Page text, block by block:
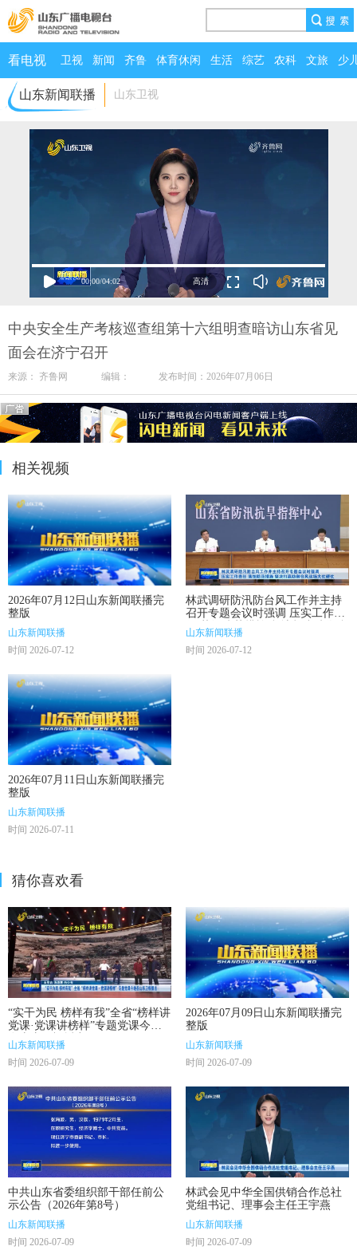
看电视 卫视 新闻 齐鲁 体育休闲 生活 综艺 农科 文旅 少
山东新闻联播 山东卫视
00:00/04:02
中央安全生产考核巡查组第十六组明查暗访山东省见
面会在济宁召开
来源： 齐鲁网 编辑： 发布时间：2026年07月06日
相关视频
2026年07月12日山东新闻联播完
整版
山东新闻联播
时间 2026-07-12
林武调研防汛防台风工作并主持
召开专题会议时强调 压实工作责
任 落细防范措施 坚决打赢防御台
风这场大仗硬仗
山东新闻联播
时间 2026-07-12
2026年07月11日山东新闻联播完
整版
山东新闻联播
时间 2026-07-11
猜你喜欢看
“实干为民 榜样有我”全省“榜样讲
党课·党课讲榜样”专题党课今晚
在山东卫视播出
山东新闻联播
时间 2026-07-09
2026年07月09日山东新闻联播完
整版
山东新闻联播
时间 2026-07-09
中共山东省委组织部干部任前公
示公告（2026年第8号）
山东新闻联播
时间 2026-07-09
林武会见中华全国供销合作总社
党组书记、理事会主任王宇燕
山东新闻联播
时间 2026-07-09